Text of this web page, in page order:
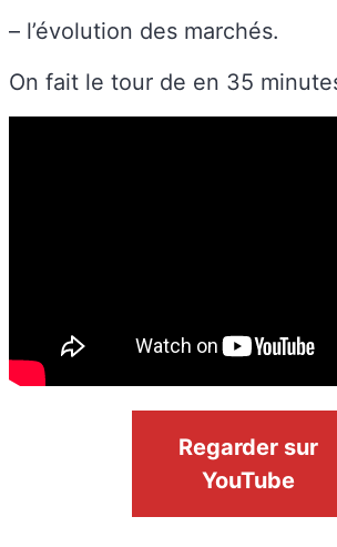
– l’évolution des marchés.
On fait le tour de en 35
Regarder sur
YouTube